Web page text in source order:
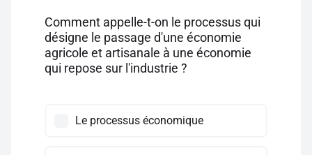
Comment appelle-t-on le processus qui
désigne le passage d'une économie
agricole et artisanale à une économie
qui repose sur l'industrie ?
Le processus économique